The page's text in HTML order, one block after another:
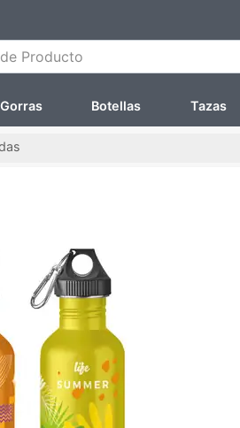
Producto
Gorras Botellas Tazas